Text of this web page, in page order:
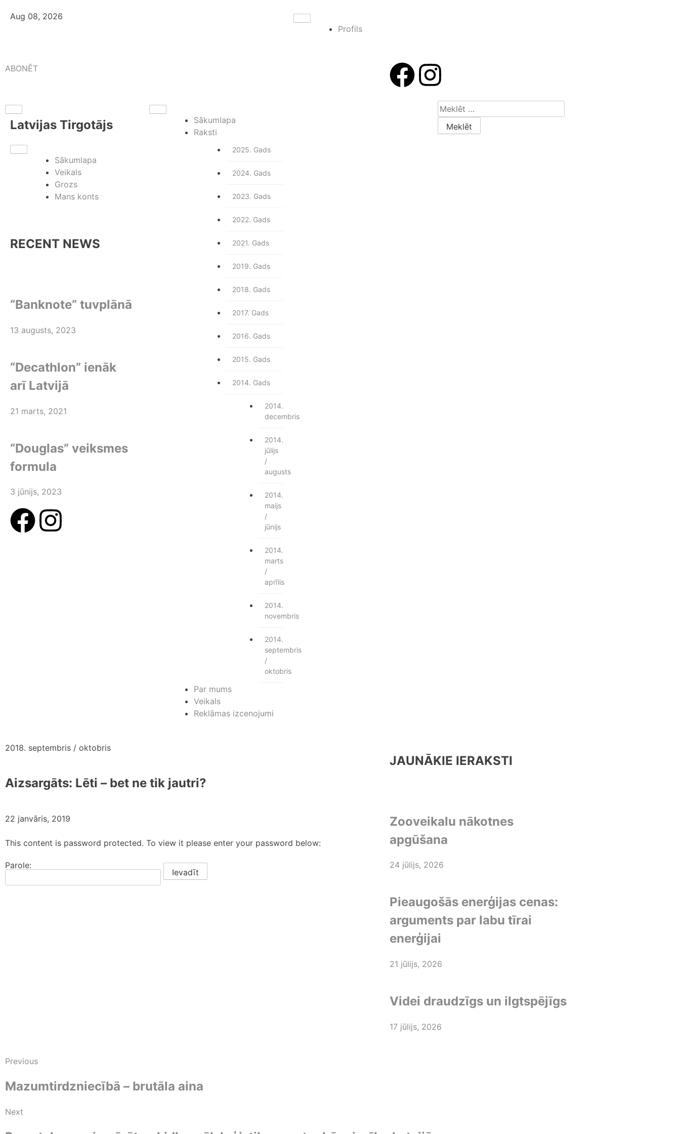
Aug 08, 2026
Profils
ABONĒT
Latvijas Tirgotājs
Sākumlapa
Veikals
Grozs
Mans konts
RECENT NEWS
“Banknote” tuvplānā
13 augusts, 2023
“Decathlon” ienāk
arī Latvijā
21 marts, 2021
“Douglas” veiksmes
formula
3 jūnijs, 2023
Sākumlapa
Raksti
2025. Gads
2024. Gads
2023. Gads
2022. Gads
2021. Gads
2019. Gads
2018. Gads
2017. Gads
2016. Gads
2015. Gads
2014. Gads
2014.
decembris
2014.
jūlijs
/
augusts
2014.
maijs
/
jūnijs
2014.
marts
/
aprīlis
2014.
novembris
2014.
septembris
/
oktobris
Par mums
Veikals
Reklāmas izcenojumi
2018. septembris / oktobris
Aizsargāts: Lēti – bet ne tik jautri?
22 janvāris, 2019
This content is password protected. To view it please enter your password below:
Parole:
JAUNĀKIE IERAKSTI
Zooveikalu nākotnes
apgūšana
24 jūlijs, 2026
Pieaugošās enerģijas cenas:
arguments par labu tīrai
enerģijai
21 jūlijs, 2026
Videi draudzīgs un ilgtspējīgs
17 jūlijs, 2026
Previous
Mazumtirdzniecībā – brutāla aina
Next